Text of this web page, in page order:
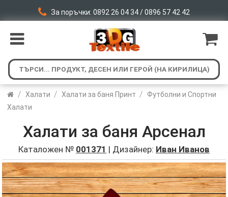
За поръчки: 0892 26 04 34 / 0896 57 42 42
/ Халати / Халати за баня Принт /
Футболни и Спортни
Халати
Халати за баня Арсенал
Каталожен № 001371 | Дизайнер: Иван Иванов